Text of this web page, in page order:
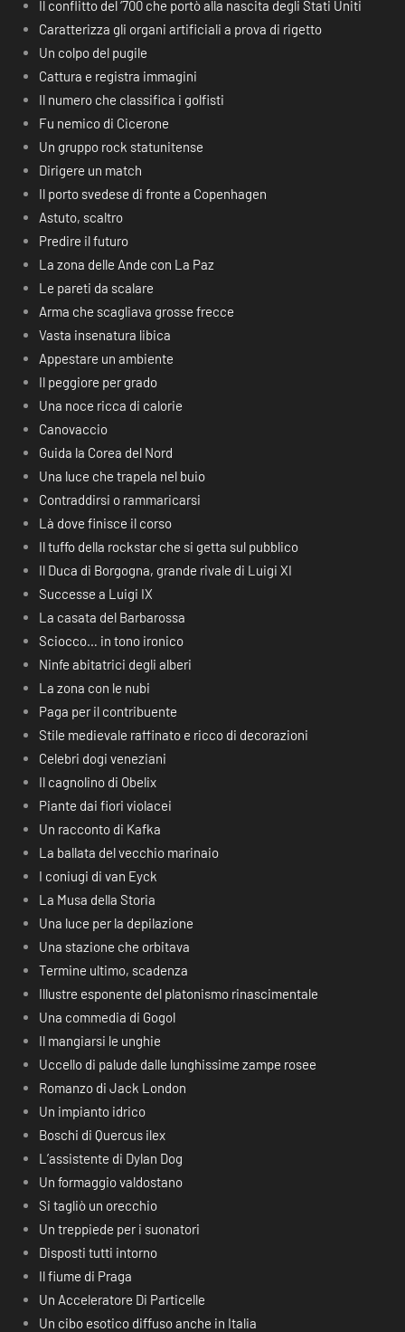
Il conflitto del ‘700 che portò alla nascita degli Stati Uniti
Caratterizza gli organi artificiali a prova di rigetto
Un colpo del pugile
Cattura e registra immagini
Il numero che classifica i golfisti
Fu nemico di Cicerone
Un gruppo rock statunitense
Dirigere un match
Il porto svedese di fronte a Copenhagen
Astuto, scaltro
Predire il futuro
La zona delle Ande con La Paz
Le pareti da scalare
Arma che scagliava grosse frecce
Vasta insenatura libica
Appestare un ambiente
Il peggiore per grado
Una noce ricca di calorie
Canovaccio
Guida la Corea del Nord
Una luce che trapela nel buio
Contraddirsi o rammaricarsi
Là dove finisce il corso
Il tuffo della rockstar che si getta sul pubblico
Il Duca di Borgogna, grande rivale di Luigi XI
Successe a Luigi IX
La casata del Barbarossa
Sciocco… in tono ironico
Ninfe abitatrici degli alberi
La zona con le nubi
Paga per il contribuente
Stile medievale raffinato e ricco di decorazioni
Celebri dogi veneziani
Il cagnolino di Obelix
Piante dai fiori violacei
Un racconto di Kafka
La ballata del vecchio marinaio
I coniugi di van Eyck
La Musa della Storia
Una luce per la depilazione
Una stazione che orbitava
Termine ultimo, scadenza
Illustre esponente del platonismo rinascimentale
Una commedia di Gogol
Il mangiarsi le unghie
Uccello di palude dalle lunghissime zampe rosee
Romanzo di Jack London
Un impianto idrico
Boschi di Quercus ilex
L’assistente di Dylan Dog
Un formaggio valdostano
Si tagliò un orecchio
Un treppiede per i suonatori
Disposti tutti intorno
Il fiume di Praga
Un Acceleratore Di Particelle
Un cibo esotico diffuso anche in Italia